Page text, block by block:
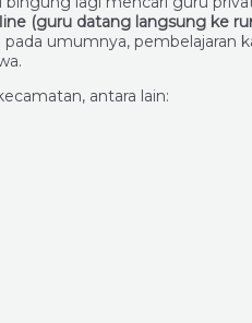
(guru datang langsung ke
umumnya, pembelajaran
antara lain: